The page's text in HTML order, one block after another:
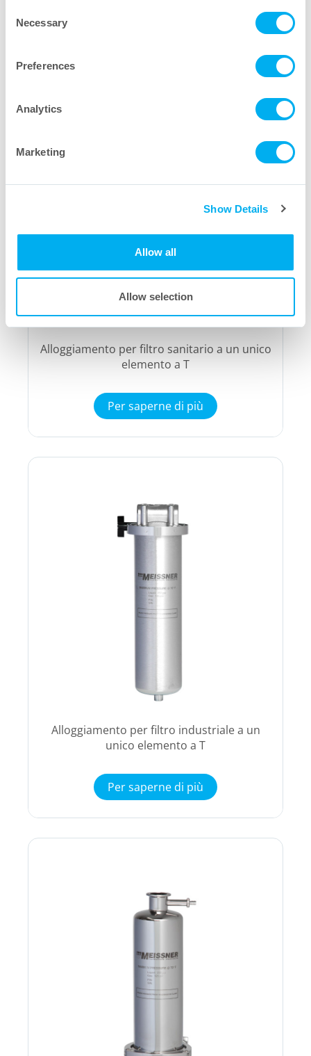
Selection
Necessary
Preferences
Analytics
Marketing
Show Details
Allow all
Allow selection
Alloggiamento per filtro sanitario a un unico
elemento a T
Per saperne di più
Alloggiamento per filtro industriale a un
unico elemento a T
Per saperne di più